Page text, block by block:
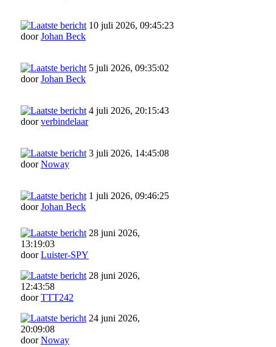
10 juli 2026, 09:45:23
doorJohan Beck
5 juli 2026, 09:35:02
doorJohan Beck
4 juli 2026, 20:15:43
doorverbindelaar
3 juli 2026, 14:45:08
doorNoway
1 juli 2026, 09:46:25
doorJohan Beck
28 juni 2026,
13:19:03
doorLuister-SPY
28 juni 2026,
12:43:58
doorTTT242
24 juni 2026,
20:09:08
doorNoway